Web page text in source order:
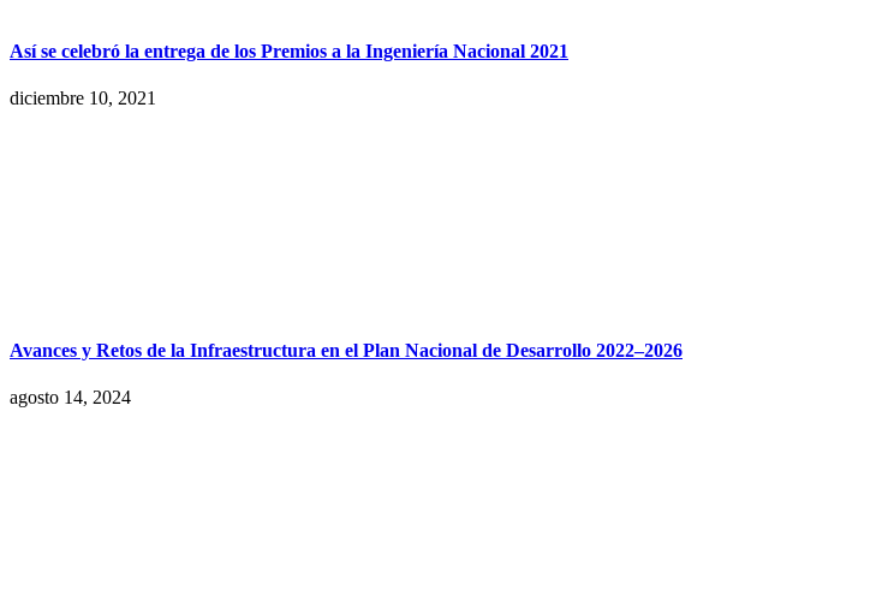
Así se celebró la entrega de los Premios a la Ingeniería Nacional 2021
diciembre 10, 2021
Avances y Retos de la Infraestructura en el Plan Nacional de Desarrollo 2022–2026
agosto 14, 2024